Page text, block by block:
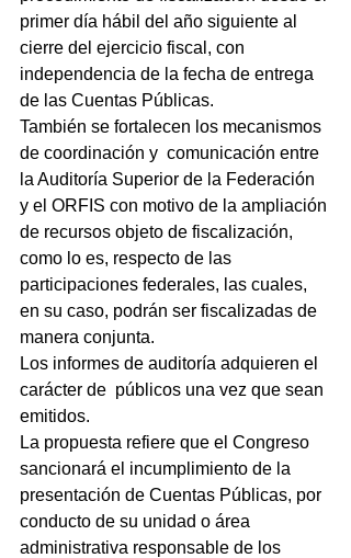
primer día hábil del año siguiente al
cierre del ejercicio fiscal, con
independencia de la fecha de entrega
de las Cuentas Públicas.
También se fortalecen los mecanismos
de coordinación y  comunicación entre
la Auditoría Superior de la Federación
y el ORFIS con motivo de la ampliación
de recursos objeto de fiscalización,
como lo es, respecto de las
participaciones federales, las cuales,
en su caso, podrán ser fiscalizadas de
manera conjunta.
Los informes de auditoría adquieren el
carácter de  públicos una vez que sean
emitidos.
La propuesta refiere que el Congreso
sancionará el incumplimiento de la
presentación de Cuentas Públicas, por
conducto de su unidad o área
administrativa responsable de los